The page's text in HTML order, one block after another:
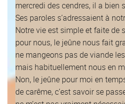
mercredi des cendres, il a bien
Ses paroles s’adressaient à
Notre vie est simple et faite de
pour nous, le jeûne nous fait
ne mangeons pas de viande
mais habituellement nous en
Non, le jeûne pour moi en
de carême, c’est savoir se